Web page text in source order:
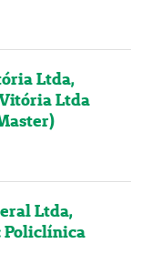
Ltda,
Ltda
Ltda,
Policlínica